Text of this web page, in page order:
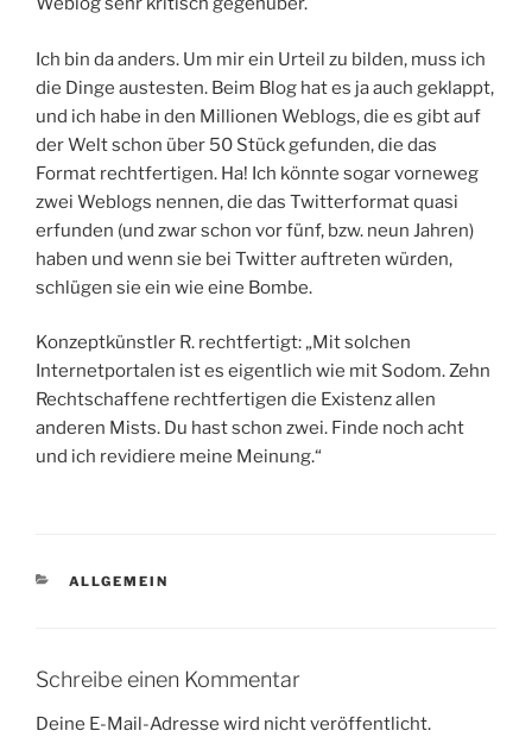
Ich bin da anders. Um mir ein Urteil zu bilden, muss ich
die Dinge austesten. Beim Blog hat es ja auch geklappt,
und ich habe in den Millionen Weblogs, die es gibt auf
der Welt schon über 50 Stück gefunden, die das
Format rechtfertigen. Ha! Ich könnte sogar vorneweg
zwei Weblogs nennen, die das Twitterformat quasi
erfunden (und zwar schon vor fünf, bzw. neun Jahren)
haben und wenn sie bei Twitter auftreten würden,
schlügen sie ein wie eine Bombe.
Konzeptkünstler R. rechtfertigt: „Mit solchen
Internetportalen ist es eigentlich wie mit Sodom. Zehn
Rechtschaffene rechtfertigen die Existenz allen
anderen Mists. Du hast schon zwei. Finde noch acht
und ich revidiere meine Meinung.“
KATEGORIEN
ALLGEMEIN
Schreibe einen Kommentar
Deine E-Mail-Adresse wird nicht veröffentlicht.